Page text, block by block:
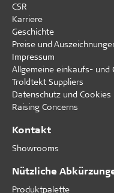
CSR
Karriere
Geschichte
Preise und
Impressum
Allgemeine einkaufs- und
Troldtekt Suppliers
Datenschutz und Cookies
Raising Concerns
Kontakt
Showrooms
Nützliche
Produktpalette